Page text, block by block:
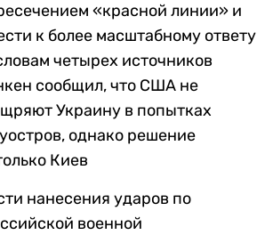
«красной линии» и
к более масштабному ответу
четырех источников
сообщил, что США не
Украину в попытках
однако решение
Киев
нанесения ударов по
военной